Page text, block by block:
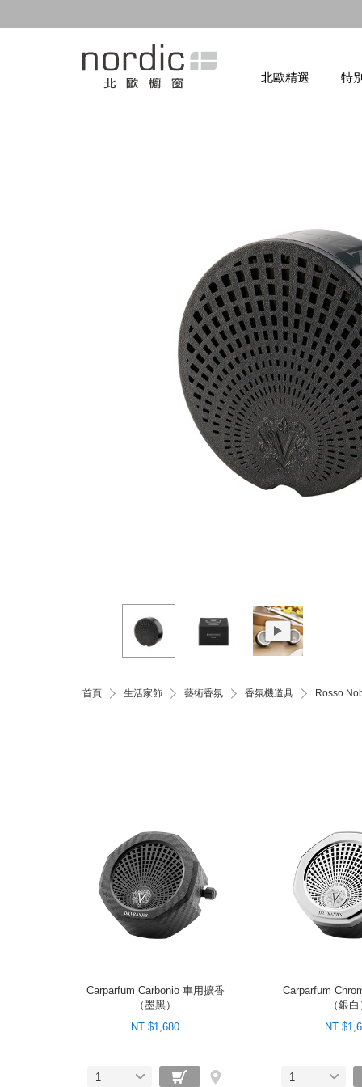
北歐精選 特
首頁 生活家飾 藝術香氛 香氛機道具 Rosso
Carparfum Carbonio 車用擴香
（墨黑）
NT $1,680
1
Carparfum
（銀
NT
1